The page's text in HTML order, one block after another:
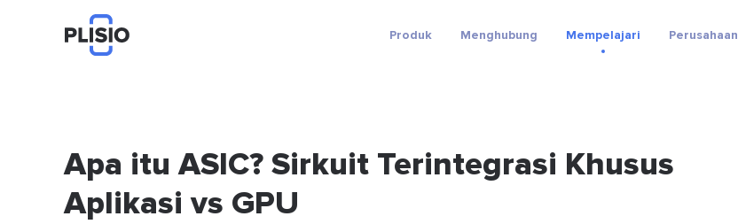
Produk Menghubung Mempelajari Perusahaan
Apa itu ASIC? Sirkuit Terintegrasi Khusus
Aplikasi vs GPU